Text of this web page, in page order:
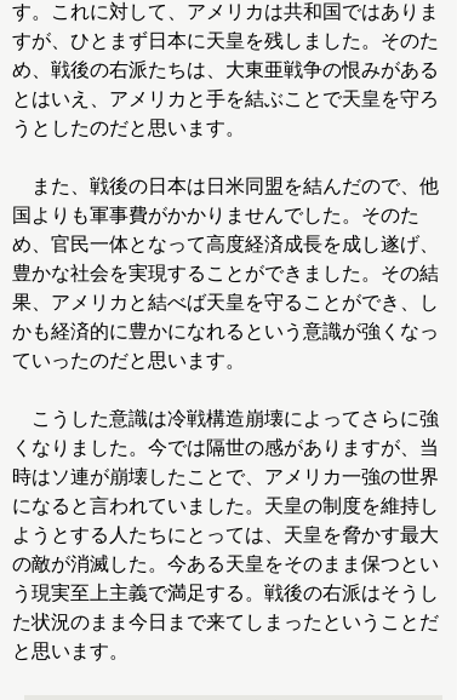
す。これに対して、アメリカは共和国ではありま
すが、ひとまず日本に天皇を残しました。そのた
め、戦後の右派たちは、大東亜戦争の恨みがある
とはいえ、アメリカと手を結ぶことで天皇を守ろ
うとしたのだと思います。
また、戦後の日本は日米同盟を結んだので、他
国よりも軍事費がかかりませんでした。そのた
め、官民一体となって高度経済成長を成し遂げ、
豊かな社会を実現することができました。その結
果、アメリカと結べば天皇を守ることができ、し
かも経済的に豊かになれるという意識が強くなっ
ていったのだと思います。
こうした意識は冷戦構造崩壊によってさらに強
くなりました。今では隔世の感がありますが、当
時はソ連が崩壊したことで、アメリカ一強の世界
になると言われていました。天皇の制度を維持し
ようとする人たちにとっては、天皇を脅かす最大
の敵が消滅した。今ある天皇をそのまま保つとい
う現実至上主義で満足する。戦後の右派はそうし
た状況のまま今日まで来てしまったということだ
と思います。